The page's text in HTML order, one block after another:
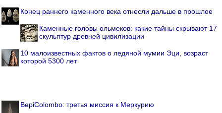
Конец раннего каменного века отнесли дальше в прошлое
Каменные головы ольмеков: какие тайны скрывают 17
скульптур древней цивилизации
10 малоизвестных фактов о ледяной мумии Эци, возраст
которой 5300 лет
BepiColombo: третья миссия к Меркурию